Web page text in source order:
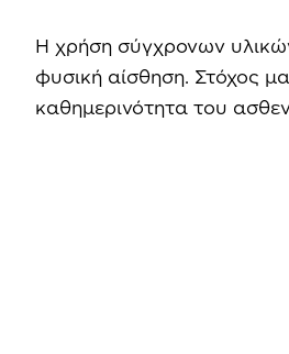
Η χρήση σύγχρονων
φυσική αίσθηση. Στόχος
καθημερινότητα του